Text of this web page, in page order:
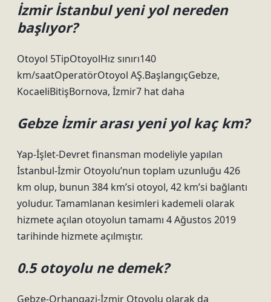
İzmir İstanbul yeni yol nereden
başlıyor?
Otoyol 5TipOtoyolHız sınırı140
km/saatOperatörOtoyol AŞ.BaşlangıçGebze,
KocaeliBitişBornova, İzmir7 hat daha
Gebze İzmir arası yeni yol kaç km?
Yap-İşlet-Devret finansman modeliyle yapılan
İstanbul-İzmir Otoyolu’nun toplam uzunluğu 426
km olup, bunun 384 km’si otoyol, 42 km’si bağlantı
yoludur. Tamamlanan kesimleri kademeli olarak
hizmete açılan otoyolun tamamı 4 Ağustos 2019
tarihinde hizmete açılmıştır.
0.5 otoyolu ne demek?
Gebze-Orhangazi-İzmir Otoyolu olarak da